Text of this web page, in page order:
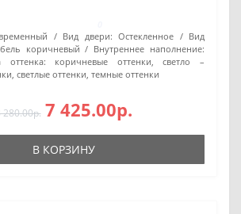
Вид двери: Остекленное
Вид
коричневый
Внутреннее наполнение:
оттенка:
коричневые оттенки, светло –
светлые оттенки, темные оттенки
280.00р. 7 425.00р.
В КОРЗИНУ